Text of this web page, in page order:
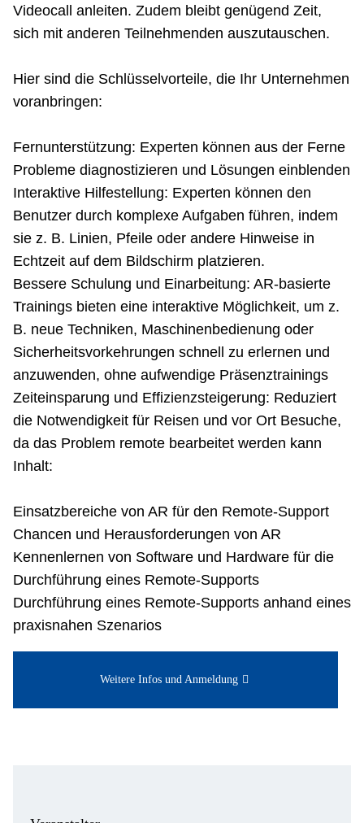
Videocall anleiten. Zudem bleibt genügend Zeit,
sich mit anderen Teilnehmenden auszutauschen.
Hier sind die Schlüsselvorteile, die Ihr Unternehmen
voranbringen:
Fernunterstützung: Experten können aus der Ferne
Probleme diagnostizieren und Lösungen einblenden
Interaktive Hilfestellung: Experten können den
Benutzer durch komplexe Aufgaben führen, indem
sie z. B. Linien, Pfeile oder andere Hinweise in
Echtzeit auf dem Bildschirm platzieren.
Bessere Schulung und Einarbeitung: AR-basierte
Trainings bieten eine interaktive Möglichkeit, um z.
B. neue Techniken, Maschinenbedienung oder
Sicherheitsvorkehrungen schnell zu erlernen und
anzuwenden, ohne aufwendige Präsenztrainings
Zeiteinsparung und Effizienzsteigerung: Reduziert
die Notwendigkeit für Reisen und vor Ort Besuche,
da das Problem remote bearbeitet werden kann
Inhalt:
Einsatzbereiche von AR für den Remote-Support
Chancen und Herausforderungen von AR
Kennenlernen von Software und Hardware für die
Durchführung eines Remote-Supports
Durchführung eines Remote-Supports anhand eines
praxisnahen Szenarios
Weitere Infos und Anmeldung